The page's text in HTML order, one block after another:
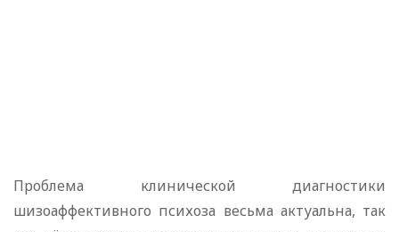
Проблема клинической диагностики
шизоаффективного психоза весьма актуальна, так